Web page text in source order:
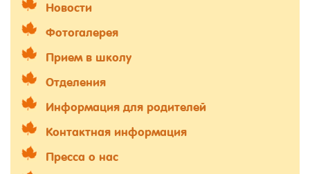
Новости
Фотогалерея
Прием в школу
Отделения
Информация для родителей
Контактная информация
Пресса о нас